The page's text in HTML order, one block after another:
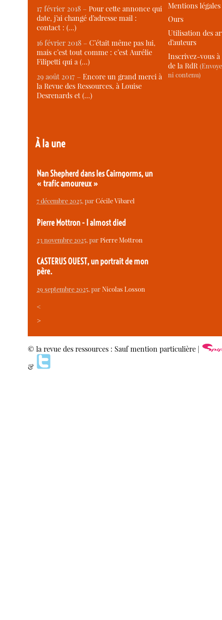
17 février 2018 –Pour cette annonce qui
date, j’ai changé d’adresse mail :
contact : (…)
16 février 2018 –C’était même pas lui,
mais c’est tout comme : c’est Aurélie
Filipetti qui a (…)
29 août 2017 –Encore un grand merci à
la Revue des Ressources, à Louise
Desrenards et (…)
À la une
Nan Shepherd dans les Cairngorms, un
« trafic amoureux »
7 décembre 2025, parCécile Vibarel
Pierre Mottron - I almost died
23 novembre 2025, parPierre Mottron
CASTERUS OUEST, un portrait de mon
père.
29 septembre 2025, parNicolas Losson
<
>
Mentions légales
Ours
Utilisation des
d’auteurs
Inscrivez-vous
de la RdR
ni contenu)
© la revue des ressources : Sauf mention particulière |
&